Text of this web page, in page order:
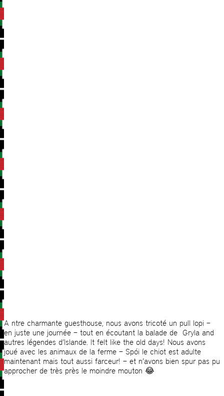
A ntre charmante guesthouse, nous avons tricoté un pull lopi –
en juste une journée – tout en écoutant la balade de Gryla and
autres légendes d’Islande. It felt like the old days! Nous avons
joué avec les animaux de la ferme – Spói le chiot est adulte
maintenant mais tout aussi farceur! – et n’avons bien spur pas pu
approcher de très près le moindre mouton 😂